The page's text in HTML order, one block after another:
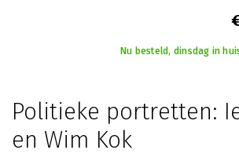
Nu besteld, dinsdag in
Politieke portretten:
en Wim Kok